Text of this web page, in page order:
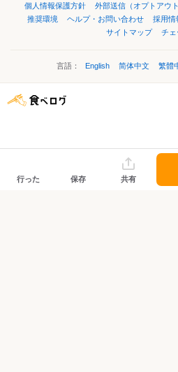
個人情報保護方針
外部送信（オプトアウト
推奨環境
ヘルプ・お問い合わせ 採用情
サイトマップ
チェ
言語： English 简体中文 繁體
行った 保存 共有